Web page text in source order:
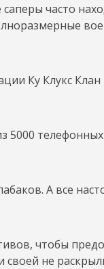
часто
Ку Клукс Клан
5000
А все
чтобы
своей не